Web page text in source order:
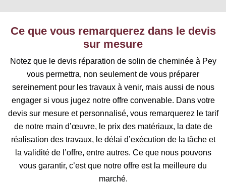
Ce que vous remarquerez dans le devis
sur mesure
Notez que le devis réparation de solin de cheminée à Pey
vous permettra, non seulement de vous préparer
sereinement pour les travaux à venir, mais aussi de nous
engager si vous jugez notre offre convenable. Dans votre
devis sur mesure et personnalisé, vous remarquerez le tarif
de notre main d’œuvre, le prix des matériaux, la date de
réalisation des travaux, le délai d’exécution de la tâche et
la validité de l’offre, entre autres. Ce que nous pouvons
vous garantir, c’est que notre offre est la meilleure du
marché.